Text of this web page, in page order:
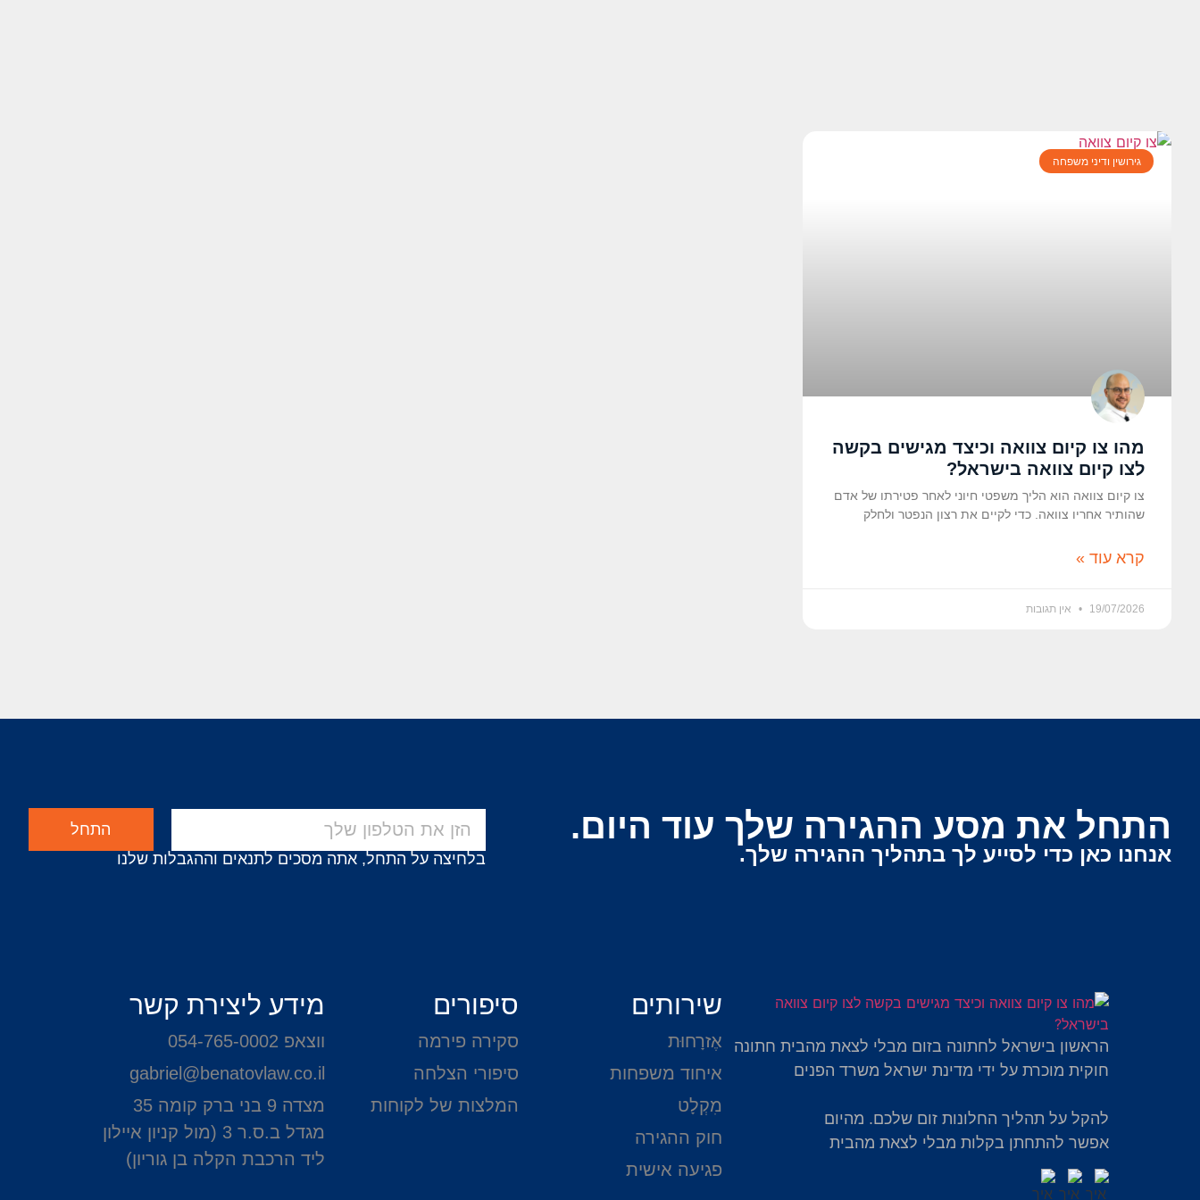
גירושין ודיני משפחה
מהו צו קיום צוואה וכיצד מגישים בקשה
לצו קיום צוואה בישראל?
צו קיום צוואה הוא הליך משפטי חיוני לאחר פטירתו של אדם
שהותיר אחריו צוואה. כדי לקיים את רצון הנפטר ולחלק
קרא עוד »
19/07/2026 אין תגובות
התחל את מסע ההגירה שלך עוד היום.
אנחנו כאן כדי לסייע לך בתהליך ההגירה שלך.
התחל
בלחיצה על התחל, אתה מסכים לתנאים וההגבלות שלנו
הראשון בישראל לחתונה בזום מבלי לצאת מהבית חתונה
חוקית מוכרת על ידי מדינת ישראל משרד הפנים
להקל על תהליך החלונות זום שלכם. מהיום
אפשר להתחתן בקלות מבלי לצאת מהבית
שירותים
אֶזרָחוּת
איחוד משפחות
מִקְלָט
חוק ההגירה
פגיעה אישית
סיפורים
סקירה פירמה
סיפורי הצלחה
המלצות של לקוחות
מידע ליצירת קשר
ווצאפ 054-765-0002
gabriel@benatovlaw.co.il
מצדה 9 בני ברק קומה 35
מגדל ב.ס.ר 3 (מול קניון איילון
ליד הרכבת הקלה בן גוריון)